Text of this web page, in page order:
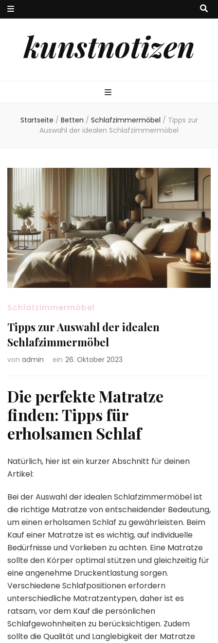
kunstnotizen
Startseite / Betten / Schlafzimmermöbel / Tipps zur
Auswahl der idealen Schlafzimmermöbel
Schlafzimmermöbel
Tipps zur Auswahl der idealen
Schlafzimmermöbel
von admin ein 26. Oktober 2023
Die perfekte Matratze
finden: Tipps für
erholsamen Schlaf
Natürlich, hier ist ein kurzer Abschnitt für deinen
Artikel:
Bei der Auswahl der idealen Schlafzimmermöbel ist
die richtige Matratze von entscheidender Bedeutung,
um einen erholsamen Schlaf zu gewährleisten. Beim
Kauf einer Matratze ist es wichtig, auf individuelle
Bedürfnisse und Vorlieben zu achten. Eine Matratze
sollte den Körper optimal stützen und gleichzeitig für
eine angenehme Druckentlastung sorgen.
Verschiedene Schlafpositionen erfordern
unterschiedliche Matratzentypen, daher ist es
ratsam, vor dem Kauf die persönlichen
Schlafgewohnheiten zu berücksichtigen. Zudem
sollte die Qualität und Langlebigkeit der Matratze